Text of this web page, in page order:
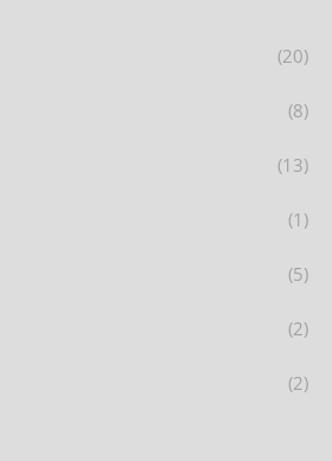
(20)
(8)
(13)
(1)
(5)
(2)
(2)